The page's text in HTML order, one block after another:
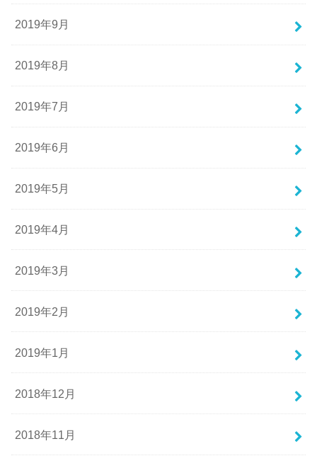
2019年9月
2019年8月
2019年7月
2019年6月
2019年5月
2019年4月
2019年3月
2019年2月
2019年1月
2018年12月
2018年11月